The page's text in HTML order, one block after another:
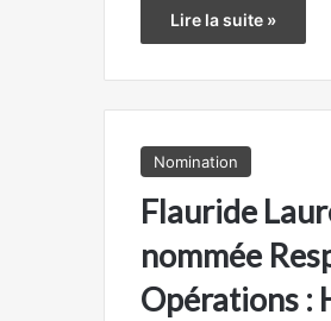
Lire la suite »
Nomination
Flauride
nommée
Opérations :